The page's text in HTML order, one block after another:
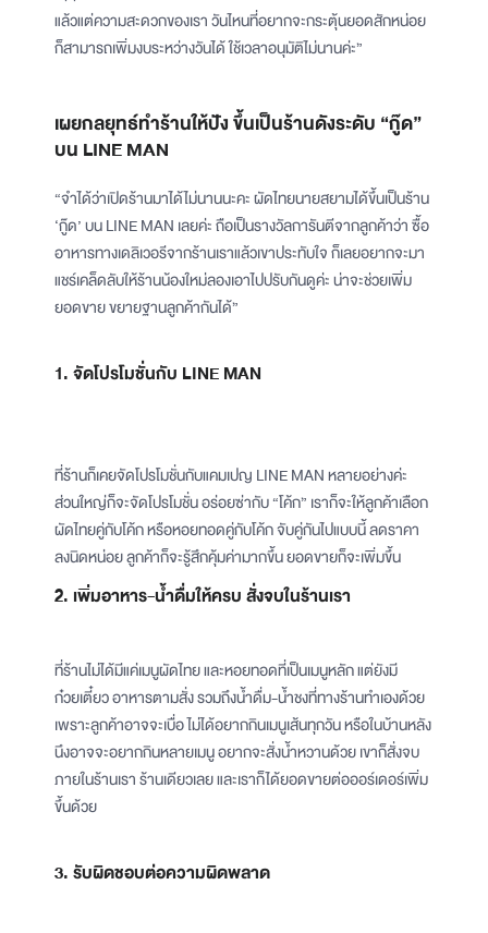
แล้วแต่ความสะดวกของเรา วันไหนที่อยากจะกระตุ้นยอดสักหน่อย
ก็สามารถเพิ่มงบระหว่างวันได้ ใช้เวลาอนุมัติไม่นานค่ะ”
เผยกลยุทธ์ทำร้านให้ปัง ขึ้นเป็นร้านดังระดับ “กู๊ด”
บน LINE MAN
“จำได้ว่าเปิดร้านมาได้ไม่นานนะคะ ผัดไทยนายสยามได้ขึ้นเป็นร้าน
‘กู๊ด’ บน LINE MAN เลยค่ะ ถือเป็นรางวัลการันตีจากลูกค้าว่า ซื้อ
อาหารทางเดลิเวอรีจากร้านเราแล้วเขาประทับใจ ก็เลยอยากจะมา
แชร์เคล็ดลับให้ร้านน้องใหม่ลองเอาไปปรับกันดูค่ะ น่าจะช่วยเพิ่ม
ยอดขาย ขยายฐานลูกค้ากันได้”
1. จัดโปรโมชั่นกับ LINE MAN
ที่ร้านก็เคยจัดโปรโมชั่นกับแคมเปญ LINE MAN หลายอย่างค่ะ
ส่วนใหญ่ก็จะจัดโปรโมชั่น อร่อยซ่ากับ “โค้ก” เราก็จะให้ลูกค้าเลือก
ผัดไทยคู่กับโค้ก หรือหอยทอดคู่กับโค้ก จับคู่กันไปแบบนี้ ลดราคา
ลงนิดหน่อย ลูกค้าก็จะรู้สึกคุ้มค่ามากขึ้น ยอดขายก็จะเพิ่มขึ้น
2. เพิ่มอาหาร-น้ำดื่มให้ครบ สั่งจบในร้านเรา
ที่ร้านไม่ได้มีแค่เมนูผัดไทย และหอยทอดที่เป็นเมนูหลัก แต่ยังมี
ก๋วยเตี๋ยว อาหารตามสั่ง รวมถึงน้ำดื่ม-น้ำชงที่ทางร้านทำเองด้วย
เพราะลูกค้าอาจจะเบื่อ ไม่ได้อยากกินเมนูเส้นทุกวัน หรือในบ้านหลัง
นึงอาจจะอยากกินหลายเมนู อยากจะสั่งน้ำหวานด้วย เขาก็สั่งจบ
ภายในร้านเรา ร้านเดียวเลย และเราก็ได้ยอดขายต่อออร์เดอร์เพิ่ม
ขึ้นด้วย
3. รับผิดชอบต่อความผิดพลาด